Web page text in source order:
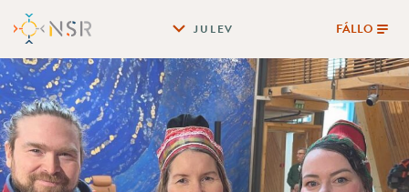
JULEV FÁLLO